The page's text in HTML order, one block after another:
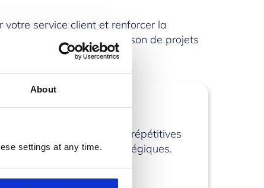
About
settings at any time.
votre service client et renforcer la
accélérer la livraison de projets
automatiser les tâches répétitives
pour des activités stratégiques.